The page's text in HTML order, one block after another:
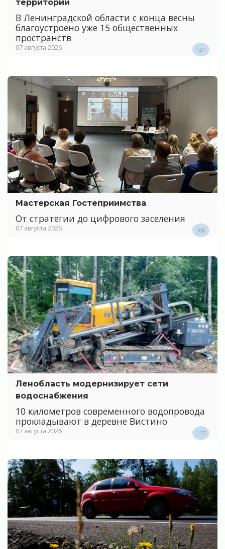
территории
В Ленинградской области с конца весны
благоустроено уже 15 общественных
пространств
07 августа 2026 121
Мастерская Гостеприимства
От стратегии до цифрового заселения
07 августа 2026 108
Ленобласть модернизирует сети
водоснабжения
10 километров современного водопровода
прокладывают в деревне Вистино
07 августа 2026 117